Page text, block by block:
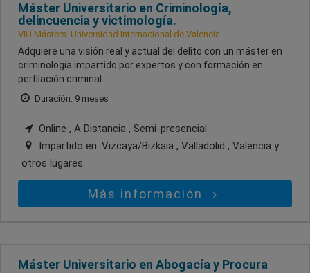
Máster Universitario en Criminología,
delincuencia y victimología.
VIU Másters. Universidad Internacional de Valencia
Adquiere una visión real y actual del delito con un máster en
criminología impartido por expertos y con formación en
perfilación criminal.
Duración: 9 meses
Online , A Distancia , Semi-presencial
Impartido en: Vizcaya/Bizkaia , Valladolid , Valencia y
otros lugares
Más información
Máster Universitario en Abogacía y Procura